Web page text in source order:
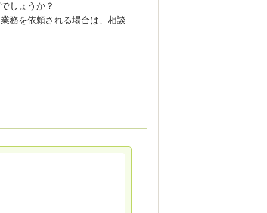
しょうか？
務を依頼される場合は、相談